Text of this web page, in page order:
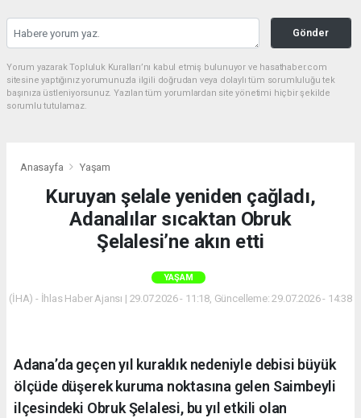
Gönder
Yorum yazarak Topluluk Kuralları’nı kabul etmiş bulunuyor ve hasathaber.com
sitesine yaptığınız yorumunuzla ilgili doğrudan veya dolaylı tüm sorumluluğu tek
başınıza üstleniyorsunuz. Yazılan tüm yorumlardan site yönetimi hiçbir şekilde
sorumlu tutulamaz.
Anasayfa Yaşam
Kuruyan şelale yeniden çağladı,
Adanalılar sıcaktan Obruk
Şelalesi’ne akın etti
YAŞAM
(İHA) - İhlas Haber Ajansı | 29.07.2026 - 11:18, Güncelleme: 29.07.2026 - 14:38
Adana’da geçen yıl kuraklık nedeniyle debisi büyük
ölçüde düşerek kuruma noktasına gelen Saimbeyli
ilçesindeki Obruk Şelalesi, bu yıl etkili olan